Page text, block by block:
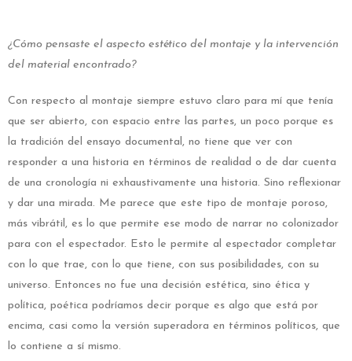
¿Cómo pensaste el aspecto estético del montaje y la intervención
del material encontrado?
Con respecto al montaje siempre estuvo claro para mí que tenía
que ser abierto, con espacio entre las partes, un poco porque es
la tradición del ensayo documental, no tiene que ver con
responder a una historia en términos de realidad o de dar cuenta
de una cronología ni exhaustivamente una historia. Sino reflexionar
y dar una mirada. Me parece que este tipo de montaje poroso,
más vibrátil, es lo que permite ese modo de narrar no colonizador
para con el espectador. Esto le permite al espectador completar
con lo que trae, con lo que tiene, con sus posibilidades, con su
universo. Entonces no fue una decisión estética, sino ética y
política, poética podríamos decir porque es algo que está por
encima, casi como la versión superadora en términos políticos, que
lo contiene a sí mismo.